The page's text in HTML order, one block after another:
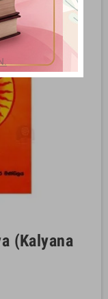
(Kalyana